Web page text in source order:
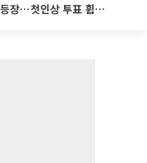
‘나솔사계’ 국화, 결별 후 재등장⋯첫인상 투표 휩쓸고 ‘인기녀’ 등극